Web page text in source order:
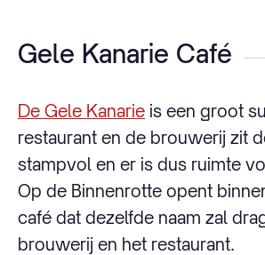
Gele Kanarie Café
De Gele Kanarie is een groot
restaurant en de brouwerij zit
stampvol en er is dus ruimte
Op de Binnenrotte opent
café dat dezelfde naam zal
brouwerij en het restaurant.